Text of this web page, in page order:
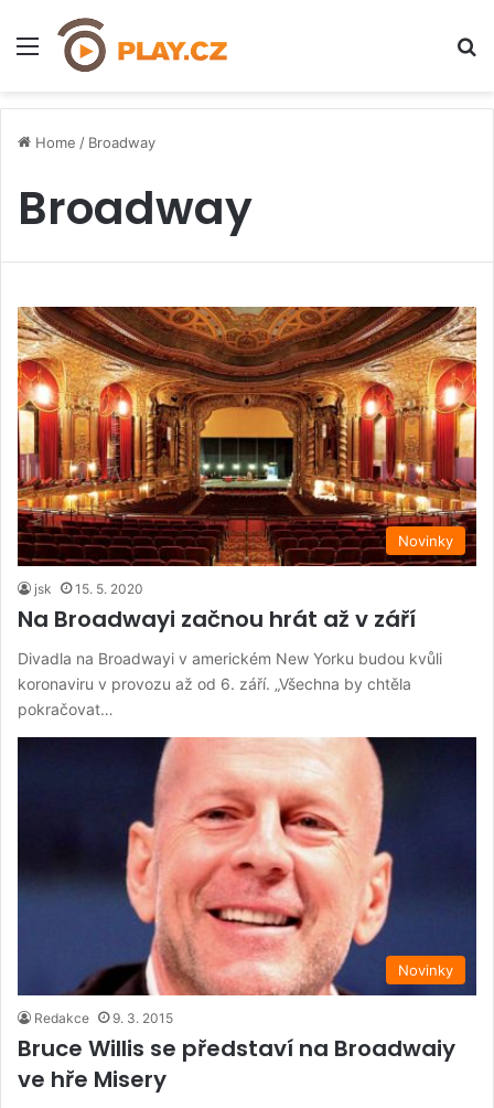
Menu
Home / Broadway
Broadway
Novinky
jsk 15. 5. 2020
Na Broadwayi začnou hrát až v září
Divadla na Broadwayi v americkém New Yorku budou kvůli
koronaviru v provozu až od 6. září. „Všechna by chtěla
pokračovat…
Novinky
Redakce 9. 3. 2015
Bruce Willis se představí na Broadwaiy
ve hře Misery